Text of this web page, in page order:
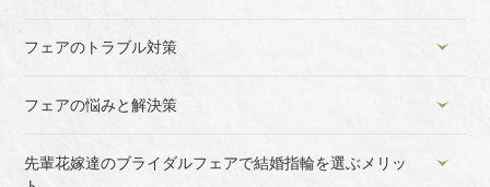
フェアのトラブル対策
フェアの悩みと解決策
先輩花嫁達のブライダルフェアで結婚指輪を選ぶメリッ